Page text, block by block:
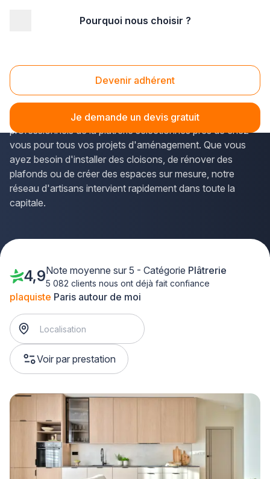
Pourquoi nous choisir ?
Devenir adhérent
Je demande un devis gratuit
Plaquiste Paris (75000)
Vous recherchez unartisan plâtrier qualifié à Paris?
La solution Plus que pro vous met en relation avec des
professionnels de la plâtrerie sélectionnés près de chez
vous pour tous vos projets d'aménagement. Que vous
ayez besoin d'installer des cloisons, de rénover des
plafonds ou de créer des espaces sur mesure, notre
réseau d'artisans intervient rapidement dans toute la
capitale.
plaquiste Paris autour de moi
Voir par prestation
4,9Note moyenne sur 5 - Catégorie Plâtrerie
5 082 clients nous ont déjà fait confiance